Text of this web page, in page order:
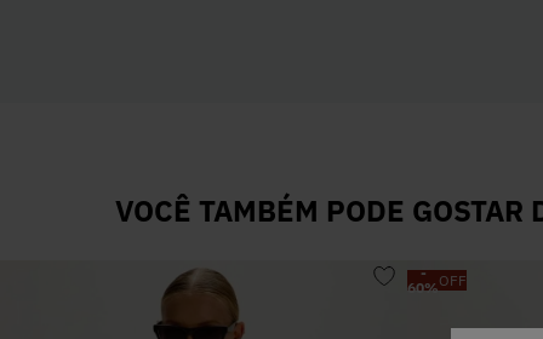
VOCÊ TAMBÉM PODE GOSTAR
-
60%OFF